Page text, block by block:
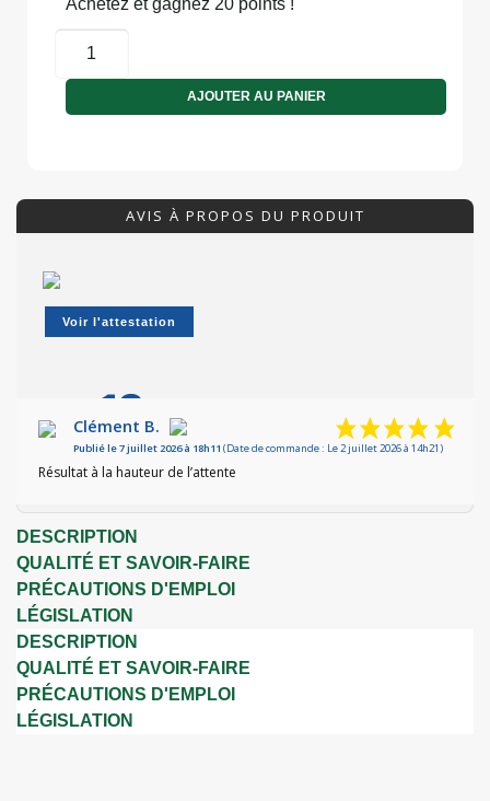
Achetez et gagnez 20 points !
AJOUTER AU PANIER
AVIS À PROPOS DU PRODUIT
Voir l'attestation
10/10
Clément B.
Publié le 7 juillet 2026 à 18h11 (Date de commande : Le 2 juillet 2026 à 14h21)
Résultat à la hauteur de l’attente
DESCRIPTION
QUALITÉ ET SAVOIR-FAIRE
PRÉCAUTIONS D'EMPLOI
LÉGISLATION
DESCRIPTION
QUALITÉ ET SAVOIR-FAIRE
PRÉCAUTIONS D'EMPLOI
LÉGISLATION